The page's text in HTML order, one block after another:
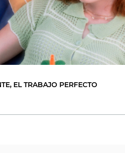
EL TRABAJO PERFECTO